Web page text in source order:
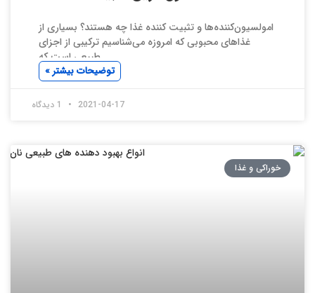
امولسیون‌کننده‌ها و تثبیت کننده غذا چه هستند؟ بسیاری از
غذاهای محبوبی که امروزه می‌شناسیم ترکیبی از اجزای
طبیعی است که
توضیحات بیشتر »
2021-04-17
خوراکی و غذا